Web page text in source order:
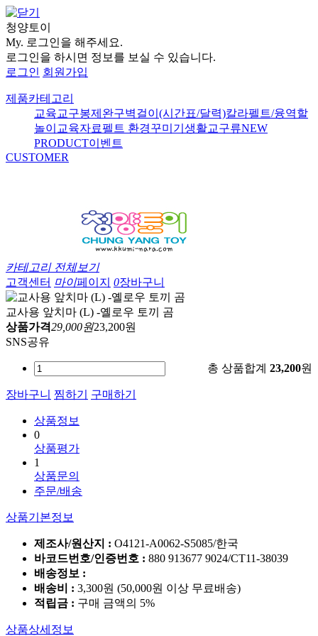
청양토이
My. 로그인을 해주세요.
로그인을 하시면 정보를 보실 수 있습니다.
로그인 회원가입
제품카테고리
교육교구봉제완구벽걸이(시간표/달력)칼라펠트/융역할
놀이 교육자료펠트 환경꾸미기 생활교구류NEW
PRODUCT이벤트
CUSTOMER
카테고리 전체보기
고객센터 마이페이지 0장바구니
교사용 앞치마 (L) -옐로우 토끼 곰
상품가격29,000원23,200원
SNS공유
총 상품합계 23,200원
장바구니 찜하기 구매하기
상품정보
0
상품평가
1
상품문의
주문/배송
상품기본정보
제조사/원산지 : O4121-A0062-S5085/한국
바코드번호/인증번호 : 880 913677 9024/CT11-38039
배송정보 :
배송비 : 3,300원 (50,000원 이상 무료배송)
적립금 : 구매 금액의 5%
상품상세정보